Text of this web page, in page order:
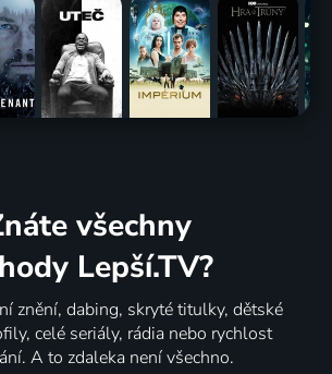
všechny
Lepší.TV?
znění, dabing, skryté titulky, dětské
celé seriály, rádia nebo rychlost
A to zdaleka není všechno.